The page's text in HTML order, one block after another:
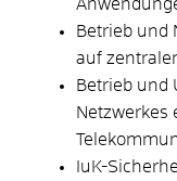
Betrieb und
auf
Betrieb und
Netzwerkes
IuK-